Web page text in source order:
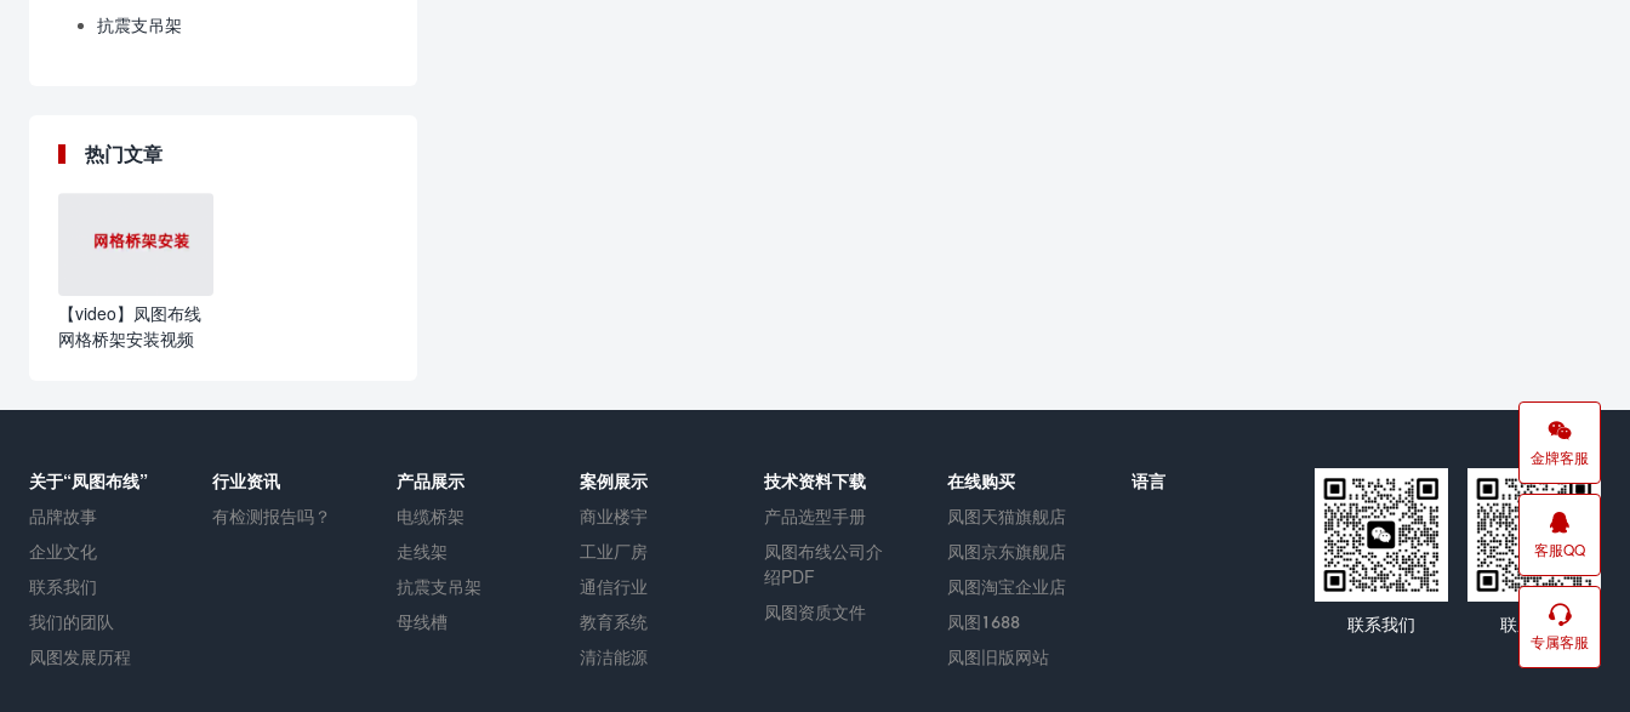
抗震支吊架
热门文章
【video】凤图布线
网格桥架安装视频
金牌客服
客服QQ
专属客服
关于“凤图布线”
品牌故事
企业文化
联系我们
我们的团队
凤图发展历程
行业资讯
有检测报告吗？
产品展示
电缆桥架
走线架
抗震支吊架
母线槽
案例展示
商业楼宇
工业厂房
通信行业
教育系统
清洁能源
技术资料下载
产品选型手册
凤图布线公司介
绍PDF
凤图资质文件
在线购买
凤图天猫旗舰店
凤图京东旗舰店
凤图淘宝企业店
凤图1688
凤图旧版网站
语言
联系我们 联系我们